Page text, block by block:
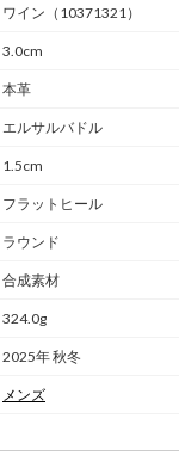
ワイン（10371321）
3.0cm
本革
エルサルバドル
1.5cm
フラットヒール
ラウンド
合成素材
324.0g
2025年 秋冬
メンズ